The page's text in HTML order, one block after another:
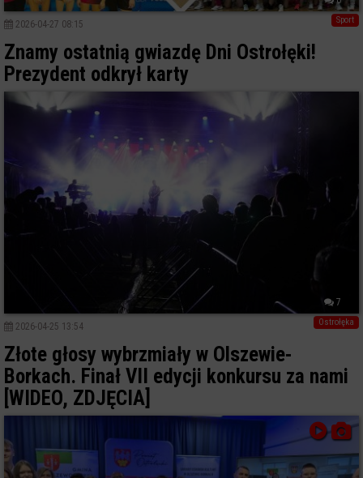
Sport
2026-04-27 08:15
Znamy ostatnią gwiazdę Dni Ostrołęki!
Prezydent odkrył karty
7
Ostrołęka
2026-04-25 13:54
Złote głosy wybrzmiały w Olszewie-
Borkach. Finał VII edycji konkursu za nami
[WIDEO, ZDJĘCIA]